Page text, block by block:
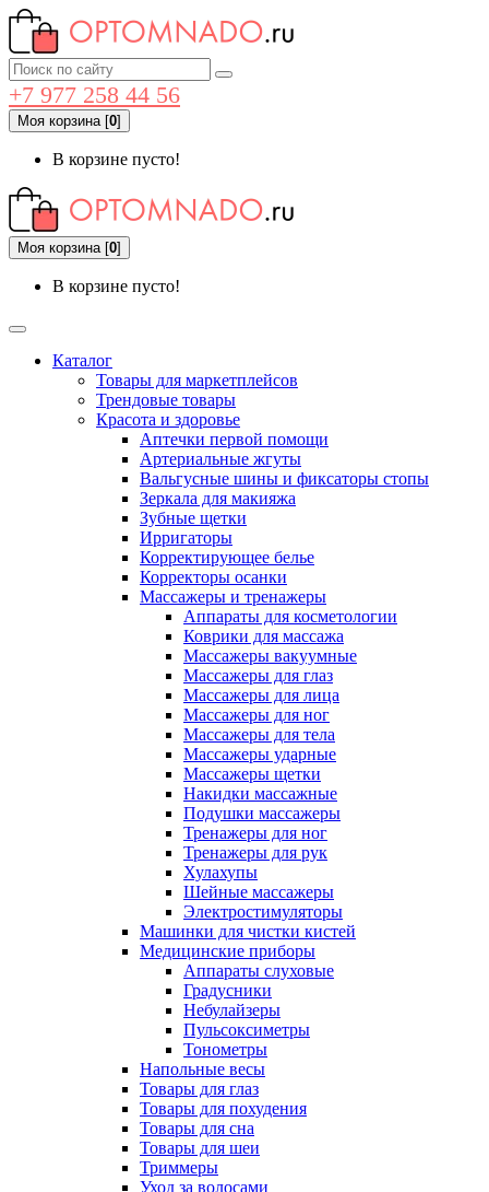
+7 977 258 44 56
Моя корзина[0]
В корзине пусто!
Моя корзина[0]
В корзине пусто!
Каталог
Товары для маркетплейсов
Трендовые товары
Красота и здоровье
Аптечки первой помощи
Артериальные жгуты
Вальгусные шины и фиксаторы стопы
Зеркала для макияжа
Зубные щетки
Ирригаторы
Корректирующее белье
Корректоры осанки
Массажеры и тренажеры
Аппараты для косметологии
Коврики для массажа
Массажеры вакуумные
Массажеры для глаз
Массажеры для лица
Массажеры для ног
Массажеры для тела
Массажеры ударные
Массажеры щетки
Накидки массажные
Подушки массажеры
Тренажеры для ног
Тренажеры для рук
Хулахупы
Шейные массажеры
Электростимуляторы
Машинки для чистки кистей
Медицинские приборы
Аппараты слуховые
Градусники
Небулайзеры
Пульсоксиметры
Тонометры
Напольные весы
Товары для глаз
Товары для похудения
Товары для сна
Товары для шеи
Триммеры
Уход за волосами